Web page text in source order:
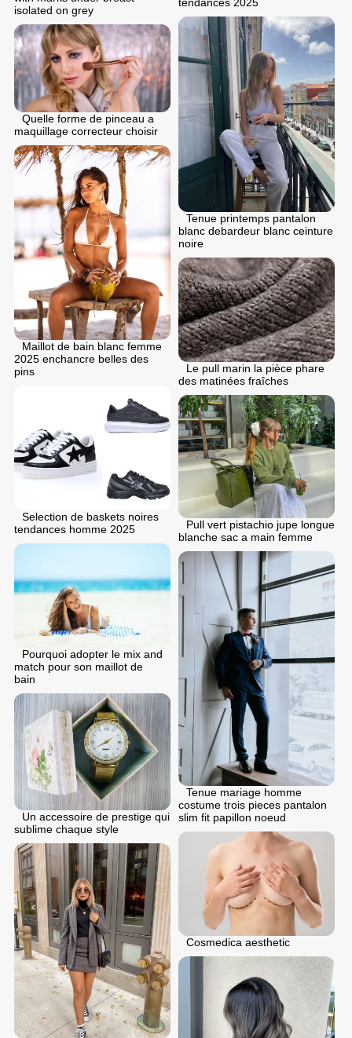
isolated on grey
Tenue printemps pantalon
blanc debardeur blanc ceinture
noire
Quelle forme de pinceau a
maquillage correcteur choisir
Maillot de bain blanc femme
2025 enchancre belles des
pins
Le pull marin la pièce phare
des matinées fraîches
Selection de baskets noires
tendances homme 2025
Pull vert pistachio jupe longue
blanche sac a main femme
Pourquoi adopter le mix and
match pour son maillot de
bain
Tenue mariage homme
costume trois pieces pantalon
slim fit papillon noeud
Un accessoire de prestige qui
sublime chaque style
Cosmedica aesthetic